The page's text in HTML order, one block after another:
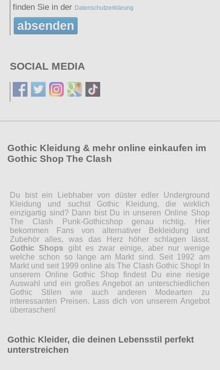
finden Sie in der Datenschutzerklärung
absenden
SOCIAL MEDIA
Gothic Kleidung & mehr online einkaufen im
Gothic Shop The Clash
Du bist ein Liebhaber von düster edler Underground
Kleidung und suchst Gothic Kleidung, die wirklich
einzigartig sind? Dann bist Du in unseren Online Shop
The Clash Punk-Gothicshop genau richtig. Hier
bekommen Fans von alternativer Bekleidung und
Zubehör alles, was das Herz höher schlagen lässt.
Gothic Shops gibt es zwar einige, aber nur wenige
welche schon so lange am Markt sind. Seit 1992 am
Markt und seit 1999 online als The Clash Gothic Shop! In
unserem Online Gothic Shop findest Du eine riesige
Auswahl und ein großes Angebot an unterschiedlichen
Gothic Stilen wie auch anderen Modearten zu
interessanten Preisen. Lass dich von unserem Angebot
überraschen!
Gothic Kleider, die deinen Lebensstil perfekt
unterstreichen